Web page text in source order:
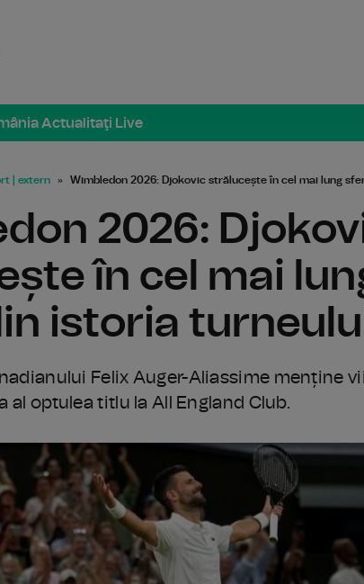
Actualitaţi Live
| extern Wimbledon 2026: Djokovic strălucește în cel mai lung
2026:
în cel mai
istoria
Felix Auger-Aliassime menține
al optulea titlu la All England Club.